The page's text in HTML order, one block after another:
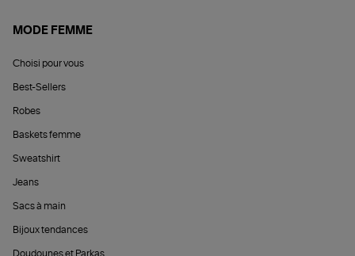
MODE FEMME
Choisi pour vous
Best-Sellers
Robes
Baskets femme
Sweatshirt
Jeans
Sacs à main
Bijoux tendances
Doudounes et Parkas